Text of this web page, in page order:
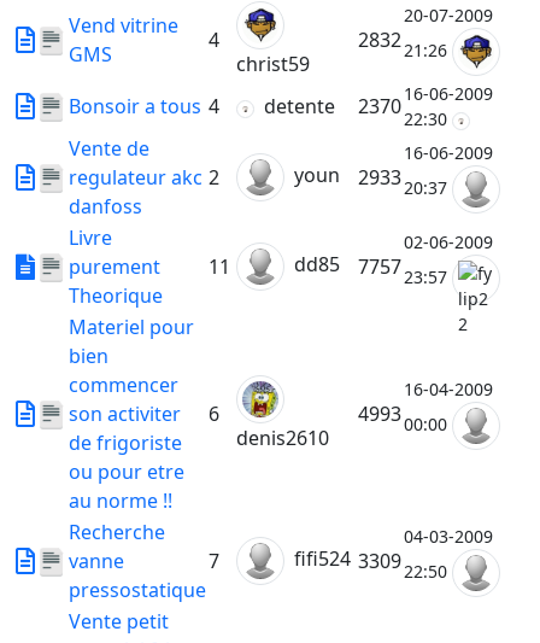
Vend vitrine
GMS
4
christ59
2832
20-07-2009
21:26
Bonsoir a tous 4 detente 237016-06-2009
22:30
Vente de
regulateur akc
danfoss
2 youn 2933
16-06-2009
20:37
Livre
purement
Theorique
11 dd85 7757
02-06-2009
23:57
Materiel pour
bien
commencer
son activiter
de frigoriste
ou pour etre
au norme !!
6
denis2610
4993
16-04-2009
00:00
Recherche
vanne
pressostatique
7 fifi524 3309
04-03-2009
22:50
Vente petit